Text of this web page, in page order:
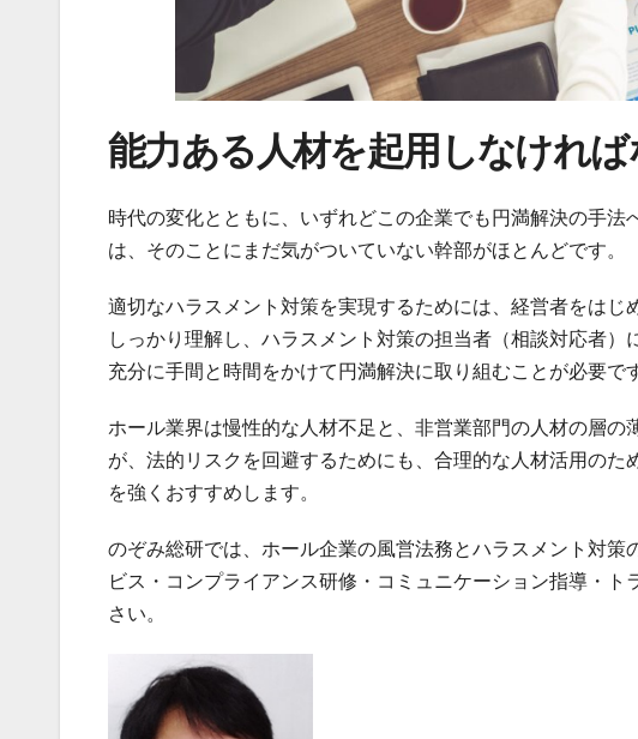
能力ある人材を起用しなけれ
時代の変化とともに、いずれどこの企業でも円満解決の手
は、そのことにまだ気がついていない幹部がほとんどです。
適切なハラスメント対策を実現するためには、経営者をは
しっかり理解し、ハラスメント対策の担当者（相談対応者
充分に手間と時間をかけて円満解決に取り組むことが必要で
ホール業界は慢性的な人材不足と、非営業部門の人材の層
が、法的リスクを回避するためにも、合理的な人材活用の
を強くおすすめします。
のぞみ総研では、ホール企業の風営法務とハラスメント対
ビス・コンプライアンス研修・コミュニケーション指導・
さい。